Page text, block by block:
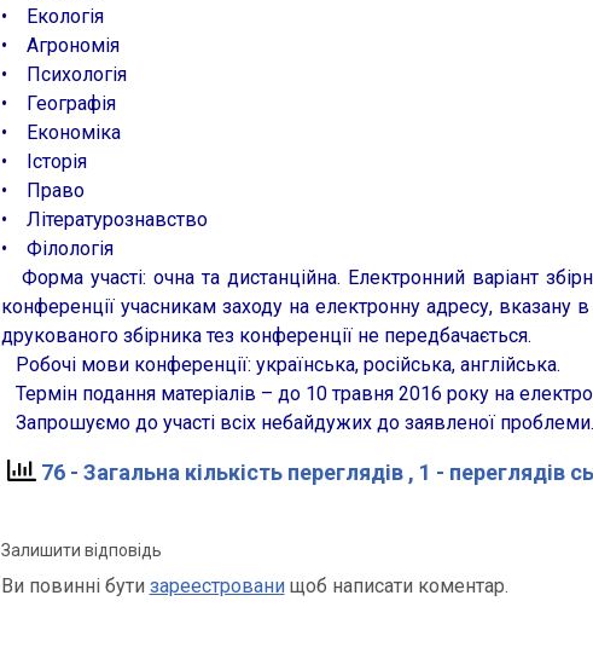
• Екологія
• Агрономія
• Психологія
• Географія
• Економіка
• Історія
• Право
• Літературознавство
• Філологія
Форма участі: очна та дистанційна. Електронний варіант
конференції учасникам заходу на електронну адресу, вказану
друкованого збірника тез конференції не передбачається.
Робочі мови конференції: українська, російська, англійська.
Термін подання матеріалів – до 10 травня 2016 року на
Запрошуємо до участі всіх небайдужих до заявленої проблеми.
76 - Загальна кількість переглядів , 1 - переглядів
Залишити відповідь
Ви повинні бути зареестрованищоб написати коментар.